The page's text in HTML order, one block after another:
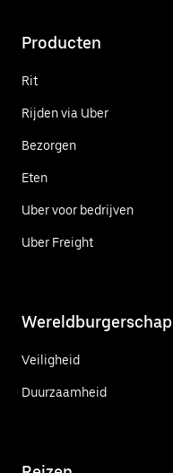
Producten
Rit
Rijden via Uber
Bezorgen
Eten
Uber voor bedrijven
Uber Freight
Wereldburgerschap
Veiligheid
Duurzaamheid